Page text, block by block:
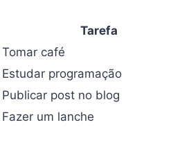
Tarefa
Tomar café
Estudar programação
Publicar post no blog
Fazer um lanche